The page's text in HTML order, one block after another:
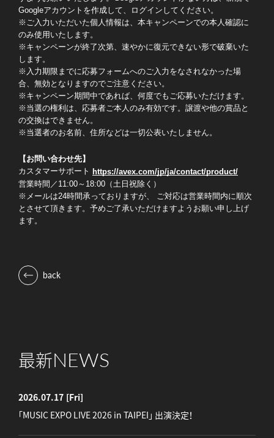
Googleアカウントを作成して、ログインしてください。
※ご入力いただいた個人情報は、本キャンペーンでの本人確認に
のみ使用いたします。
※キャンペーンが終了次第、速やかに復元できない形で破棄いた
します。
※入力期限までに応募フォームへのご入力をなされなかった場
合、無効となりますのでご注意ください。
※キャンペーン期間中であれば、何度でもご応募いただけます。
※当選の権利は、応募者ご本人のみ有効です。譲渡や他の賞品と
の交換はできません。
※当選者のお名前、住所などは一切公表いたしません。
【お問い合わせ先】
カスタマーサポート https://avex.com/jp/ja/contact/product/
営業時間／11:00～18:00（土日祝除く）
※メールは24時間承っておりますが、 ご対応は営業時間内に順次
とさせて頂きます。予めご了承いただけますようお願い申し上げ
ます。
back
最新NEWS
2026.07.17 [Fri]
「MUSIC EXPO LIVE 2026 in TAIPEI」 出演決定！